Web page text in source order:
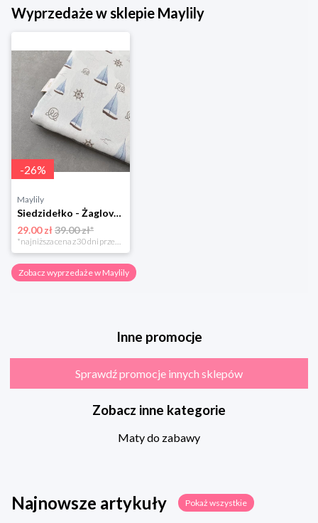
Wyprzedaże w sklepie Maylily
-26%
Maylily
Siedzidełko - Żaglove - OUTLET
29.00 zł39.00 zł*
*najniższa cena z 30 dni przed obniżką
Zobacz wyprzedaże w Maylily
Inne promocje
Sprawdź promocje innych sklepów
Zobacz inne kategorie
Maty do zabawy
Najnowsze artykuły Pokaż wszystkie